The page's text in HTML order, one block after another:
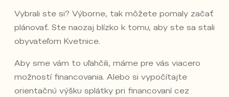
Vybrali ste si? Výborne, tak môžete pomaly začať
plánovať. Ste naozaj blízko k tomu, aby ste sa stali
obyvateľom Kvetnice.
Aby sme vám to uľahčili, máme pre vás viacero
možností financovania. Alebo si vypočítajte
orientačnú výšku splátky pri financovaní cez